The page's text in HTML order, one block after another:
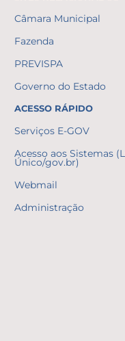
Câmara Municipal
Fazenda
PREVISPA
Governo do Estado
ACESSO RÁPIDO
Serviços E-GOV
Acesso aos Sistemas
Único/gov.br)
Webmail
Administração